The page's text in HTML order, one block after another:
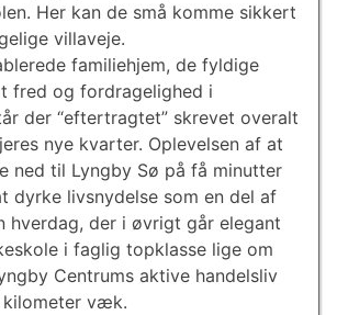
Her kan de små komme sikkert
villaveje.
familiehjem, de fyldige
fred og fordragelighed i
der “eftertragtet” skrevet overalt
nye kvarter. Oplevelsen af at
ned til Lyngby Sø på få minutter
dyrke livsnydelse som en del af
hverdag, der i øvrigt går elegant
i faglig topklasse lige om
Centrums aktive handelsliv
kilometer væk.